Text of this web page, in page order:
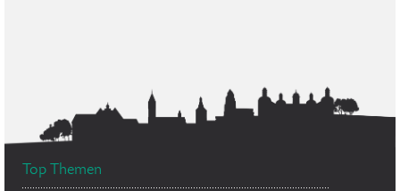
Top Themen